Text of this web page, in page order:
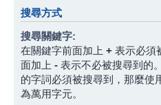
搜尋方式
搜尋關鍵字:
在關鍵字前面加上 + 表示必須
面加上 - 表示不必被搜尋到的
的字詞必須被搜尋到，那麼使
為萬用字元。